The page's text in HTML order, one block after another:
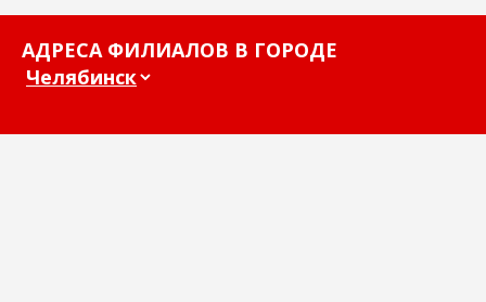
АДРЕСА ФИЛИАЛОВ В ГОРОДЕ